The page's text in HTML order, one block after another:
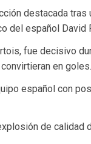
destacada
del español David
fue decisivo
en goles.
español con
de calidad